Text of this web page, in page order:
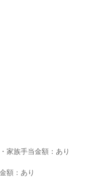
家族手当金額：あり
額：あり